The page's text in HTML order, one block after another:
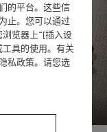
的平台。这些信
止。您可以通过
览器上“[插入设
具的使用。有关
私政策。请您选